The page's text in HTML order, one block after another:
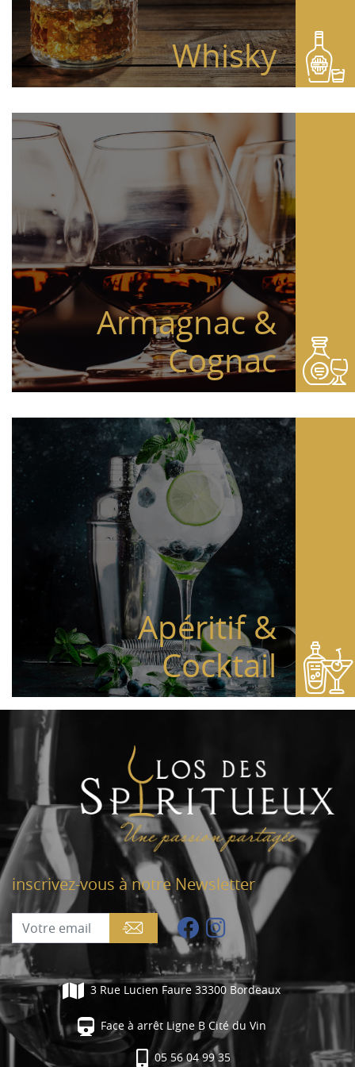
Whisky
Armagnac &
Cognac
Apéritif &
Cocktail
inscrivez-vous à notre Newsletter
3 Rue Lucien Faure 33300 Bordeaux
Face à arrêt Ligne B Cité du Vin
05 56 04 99 35